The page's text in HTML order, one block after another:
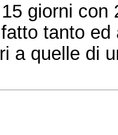
giorni
tanto
a quelle di